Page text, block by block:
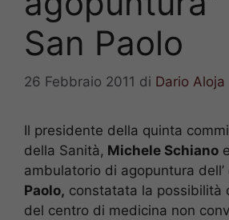
San Paolo
26 Febbraio 2011 di Dario Aloja
Il presidente della quinta
della Sanità, Michele Schiano
ambulatorio di agopuntura dell’
Paolo, constatata la possibilità
del centro di medicina non